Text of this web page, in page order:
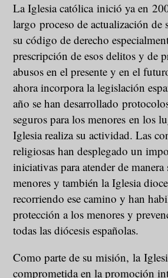
La Iglesia católica inició ya en
largo proceso de actualización de
su código de derecho
prescripción de esos delitos y de
abusos en el presente y en el
ahora incorpora la legislación
año se han desarrollado
seguros para los menores en los
Iglesia realiza su actividad. Las
religiosas han desplegado un
iniciativas para atender de manera
menores y también la Iglesia
recorriendo ese camino y han
protección a los menores y
todas las diócesis españolas.
Como parte de su misión, la
comprometida en la promoción